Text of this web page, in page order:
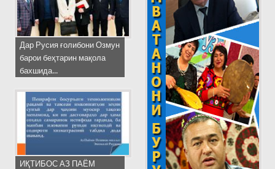
Дар Русия ғолибони Озмун
барои беҳтарин мақола
бахшида...
ИҚТИБОС АЗ ПАЁМ